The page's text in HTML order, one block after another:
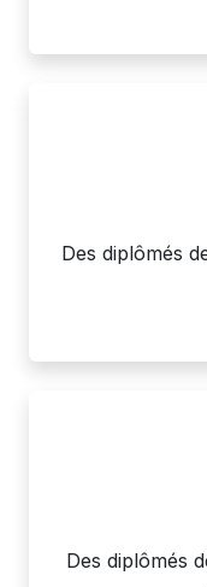
Des diplômés
Des diplômés